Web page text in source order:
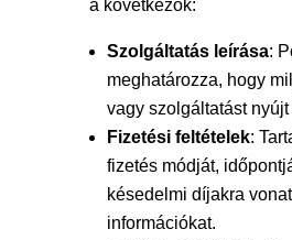
a következők:
Szolgáltatás leírása:
meghatározza, hogy
vagy szolgáltatást
Fizetési feltételek:
fizetés módját,
késedelmi díjakra
információkat.